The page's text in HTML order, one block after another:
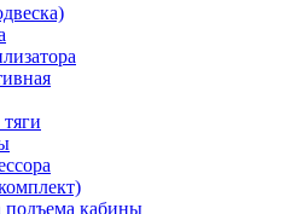
подъема кабины